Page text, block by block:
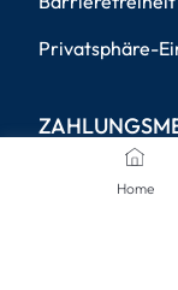
Home
Privatsphäre-